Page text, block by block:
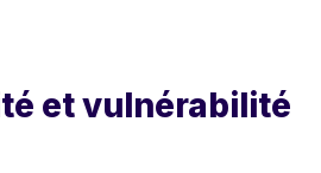
et vulnérabilité